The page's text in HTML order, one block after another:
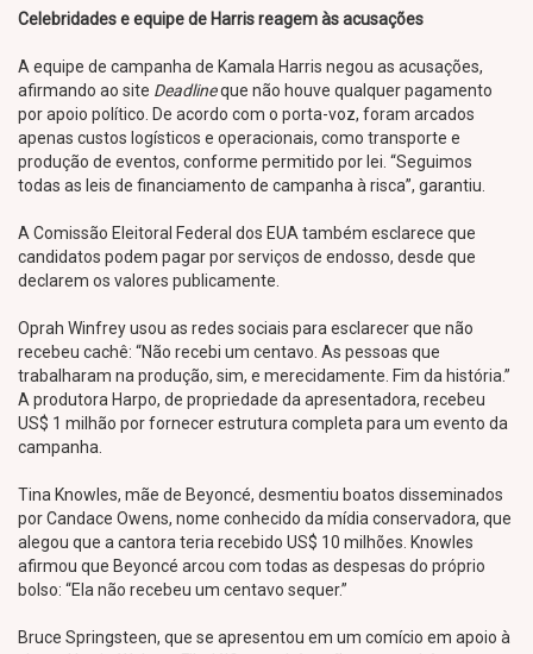
Celebridades e equipe de Harris reagem às acusações
A equipe de campanha de Kamala Harris negou as acusações,
afirmando ao site Deadlineque não houve qualquer pagamento
por apoio político. De acordo com o porta-voz, foram arcados
apenas custos logísticos e operacionais, como transporte e
produção de eventos, conforme permitido por lei. “Seguimos
todas as leis de financiamento de campanha à risca”, garantiu.
A Comissão Eleitoral Federal dos EUA também esclarece que
candidatos podem pagar por serviços de endosso, desde que
declarem os valores publicamente.
Oprah Winfrey usou as redes sociais para esclarecer que não
recebeu cachê: “Não recebi um centavo. As pessoas que
trabalharam na produção, sim, e merecidamente. Fim da história.”
A produtora Harpo, de propriedade da apresentadora, recebeu
US$ 1 milhão por fornecer estrutura completa para um evento da
campanha.
Tina Knowles, mãe de Beyoncé, desmentiu boatos disseminados
por Candace Owens, nome conhecido da mídia conservadora, que
alegou que a cantora teria recebido US$ 10 milhões. Knowles
afirmou que Beyoncé arcou com todas as despesas do próprio
bolso: “Ela não recebeu um centavo sequer.”
Bruce Springsteen, que se apresentou em um comício em apoio à